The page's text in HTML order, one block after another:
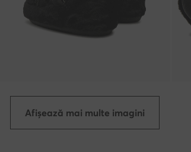
Afișează mai multe imagini